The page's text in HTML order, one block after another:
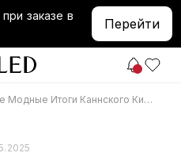
заказе в
Перейти
Большие Модные Итоги Каннского Кинофестиваля 2025